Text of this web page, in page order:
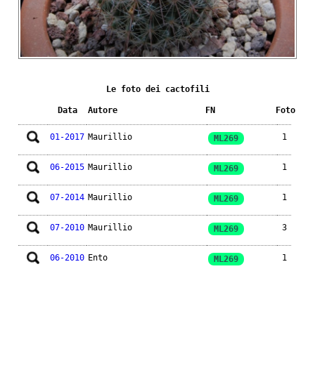
Le foto dei cactofili
Data Autore FN Foto
01-2017 Maurillio ML269 1
06-2015 Maurillio ML269 1
07-2014 Maurillio ML269 1
07-2010 Maurillio ML269 3
06-2010 Ento ML269 1